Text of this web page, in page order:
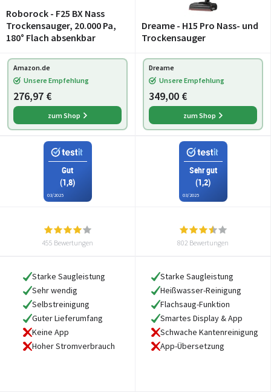
Roborock - F25 BX Nass
Trockensauger, 20.000 Pa,
180° Flach absenkbar
Dreame - H15 Pro Nass- und
Trockensauger
Amazon.de
Unsere Empfehlung
276,97 €
zum Shop
Dreame
Unsere Empfehlung
349,00 €
zum Shop
Gut
(1,8)
03/2025
Sehr gut
(1,2)
03/2025
455 Bewertungen 802 Bewertungen
Starke Saugleistung
Sehr wendig
Selbstreinigung
Guter Lieferumfang
Keine App
Hoher Stromverbrauch
Starke Saugleistung
Heißwasser-Reinigung
Flachsaug-Funktion
Smartes Display & App
Schwache Kantenreinigung
App-Übersetzung